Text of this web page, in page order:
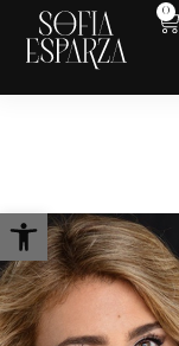
Abrir barra
0